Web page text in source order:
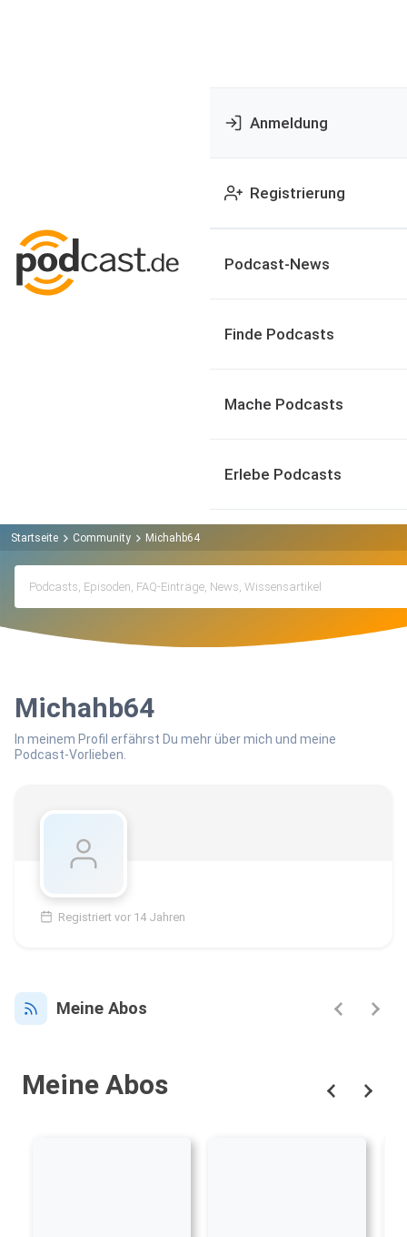
Anmeldung
Registrierung
Podcast-News
Finde Podcasts
Mache Podcasts
Erlebe Podcasts
Startseite Community Michahb64
Michahb64
In meinem Profil erfährst Du mehr über mich und meine
Podcast-Vorlieben.
Registriert vor 14 Jahren
Meine Abos
Meine Abos